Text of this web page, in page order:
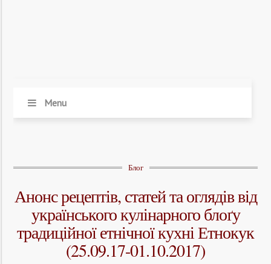
Menu
Блог
Анонс рецептів, статей та оглядів від
українського кулінарного блоґу
традиційної етнічної кухні Етнокук
(25.09.17-01.10.2017)